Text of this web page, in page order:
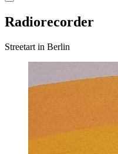
Radiorecorder
Streetart in Berlin